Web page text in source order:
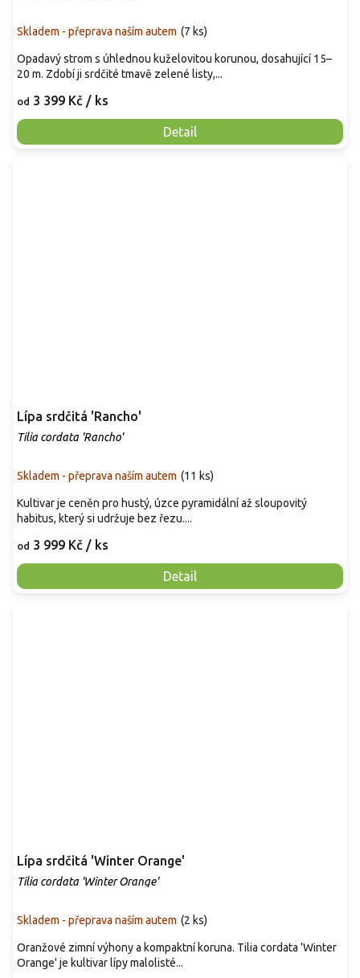
Skladem - přeprava naším autem (7 ks)
od 3 399 Kč / ks
Detail
Opadavý strom s úhlednou kuželovitou korunou, dosahující 15–
20 m. Zdobí ji srdčité tmavě zelené listy,...
Lípa srdčitá 'Rancho'
Tilia cordata 'Rancho'
Skladem - přeprava naším autem (11 ks)
od 3 999 Kč / ks
Detail
Kultivar je ceněn pro hustý, úzce pyramidální až sloupovitý
habitus, který si udržuje bez řezu....
Lípa srdčitá 'Winter Orange'
Tilia cordata 'Winter Orange'
Skladem - přeprava naším autem (2 ks)
Oranžové zimní výhony a kompaktní koruna. Tilia cordata 'Winter
Orange' je kultivar lípy malolisté...